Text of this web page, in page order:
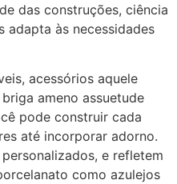
das construções, ciência
adapta às necessidades
acessórios aquele
ameno assuetude
pode construir cada
até incorporar adorno.
e refletem
como azulejos